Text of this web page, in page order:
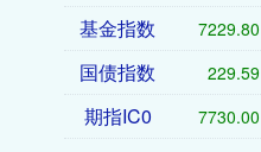
基金指数 7229.80
国债指数 229.59
期指IC0 7730.00